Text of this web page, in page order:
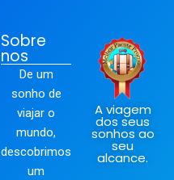
Sobre
nos
De um
sonho de
viajar o
mundo,
descobrimos
um
A viagem
dos seus
sonhos ao
seu
alcance.